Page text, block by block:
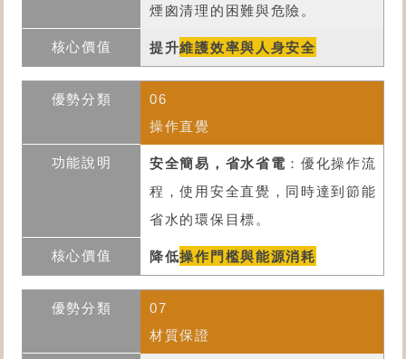
煙囪清理的困難與危險。
提升維護效率與人身安全
06
操作直覺
安全簡易，省水省電 ：優化操作流
程，使用安全直覺，同時達到節能
省水的環保目標。
降低操作門檻與能源消耗
07
材質保證